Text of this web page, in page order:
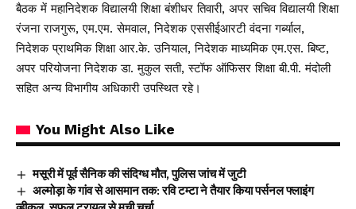
बैठक में महानिदेशक विद्यालयी शिक्षा बंशीधर तिवारी, अपर सचिव विद्यालयी शिक्षा
रंजना राजगुरू, एम.एम. सेमवाल, निदेशक एससीईआरटी वंदना गर्ब्याल,
निदेशक प्राथमिक शिक्षा आर.के. उनियाल, निदेशक माध्यमिक एम.एस. बिष्ट,
अपर परियोजना निदेशक डा. मुकुल सती, स्टॉफ ऑफिसर शिक्षा बी.पी. मंदोली
सहित अन्य विभागीय अधिकारी उपस्थित रहे।
You Might Also Like
मसूरी में पूर्व सैनिक की संदिग्ध मौत, पुलिस जांच में जुटी
अल्मोड़ा के गांव से आसमान तक: रवि टम्टा ने तैयार किया पर्सनल फ्लाइंग